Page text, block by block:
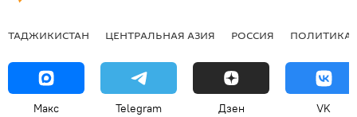
ТАДЖИКИСТАН ЦЕНТРАЛЬНАЯ АЗИЯ РОССИЯ ПОЛИТИКА
Макс Telegram Дзен VK